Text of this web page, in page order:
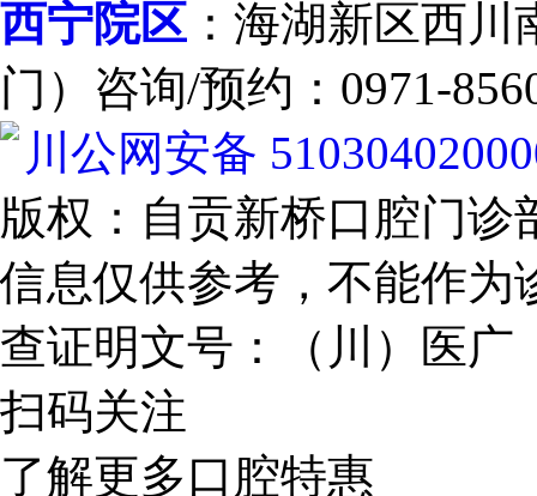
西宁院区 ：海湖新区西
门）咨询/预约：0971-
川公网安备
版权：自贡新桥口腔门诊
信息仅供参考，不能作
查证明文号：（川）医广
扫码关注
了解更多口腔特惠